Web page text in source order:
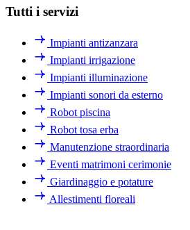
Tutti i servizi
Impianti antizanzara
Impianti irrigazione
Impianti illuminazione
Impianti sonori da esterno
Robot piscina
Robot tosa erba
Manutenzione straordinaria
Eventi matrimoni cerimonie
Giardinaggio e potature
Allestimenti floreali